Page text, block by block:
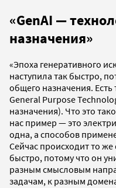
«GenAI —
назначения»
«Эпоха генеративного
наступила так быстро,
общего назначения.
General Purpose
назначения). Что это
нас пример — это
одна, а способов
Сейчас происходит то же
быстро, потому что он
разным смысловым
задачам, к разным